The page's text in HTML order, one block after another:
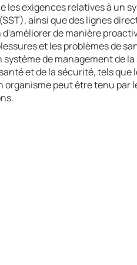
les exigences relatives à un
ainsi que des lignes
de manière
et les problèmes de
de management de
et de la sécurité, tels que
peut être tenu par